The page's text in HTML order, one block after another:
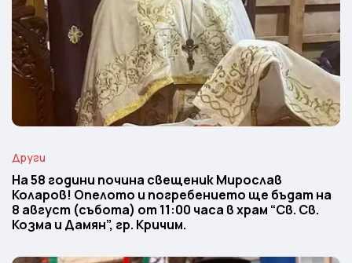
Други
На 58 години почина свещеник Мирослав
Коларов! Опелото и погребението ще бъдат на
8 август (събота) от 11:00 часа в храм “Св. Св.
Козма и Дамян”, гр. Кричим.